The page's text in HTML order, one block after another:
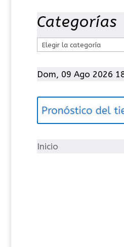
Categorías
t
g
í
Dom, 09 Ago 2026
Inicio